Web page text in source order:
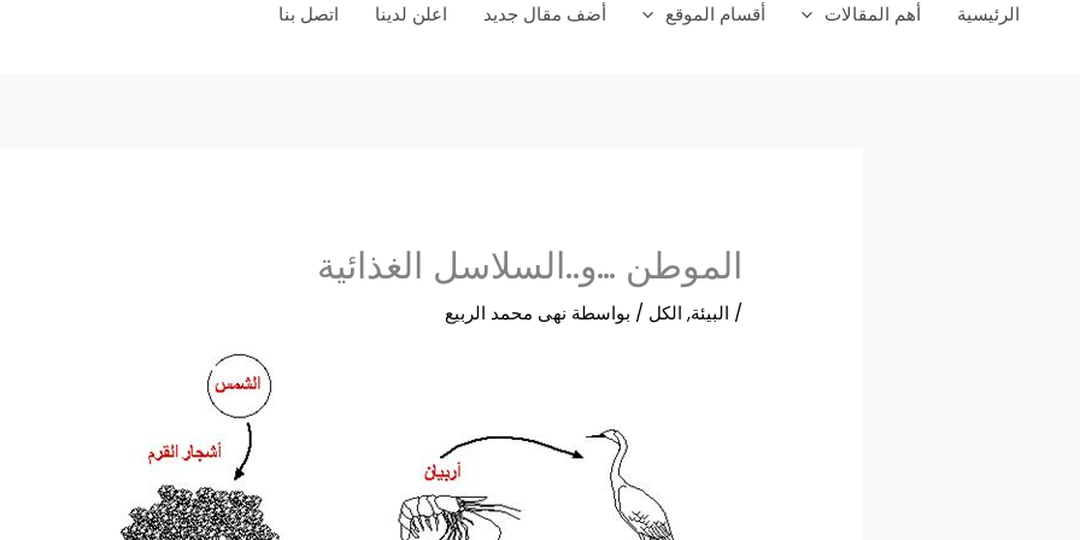
الرئيسية أهم المقالات أقسام الموقع أضف مقال جديد اعلن لدينا اتصل بنا
الموطن …و..السلاسل الغذائية
/ البيئة, الكل / بواسطة نهى محمد الربيع